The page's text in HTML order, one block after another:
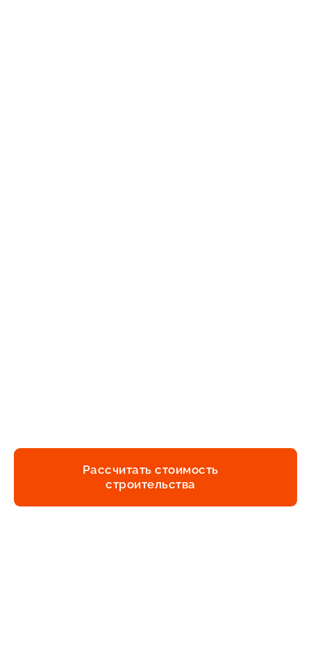
Рассчитать стоимость
строительства